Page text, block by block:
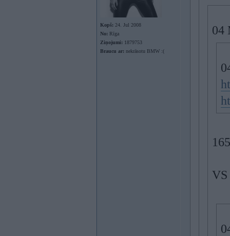
Kopš: 24. Jul 2008
No: Rīga
Ziņojumi: 1879753
Braucu ar: nekrāsotu BMW :(
04
VS